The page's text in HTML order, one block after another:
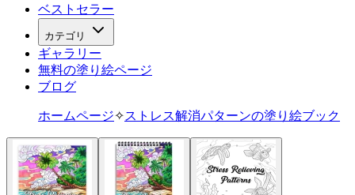
ベストセラー
カテゴリ
ギャラリー
無料の塗り絵ページ
ブログ
ホームページ✧ストレス解消パターンの塗り絵ブック